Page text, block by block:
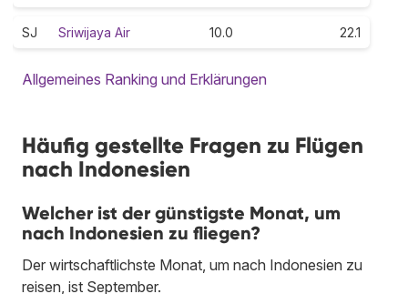
SJ Sriwijaya Air 10.0 22.1
Allgemeines Ranking und Erklärungen
Häufig gestellte Fragen zu Flügen
nach Indonesien
Welcher ist der günstigste Monat, um
nach Indonesien zu fliegen?
Der wirtschaftlichste Monat, um nach Indonesien zu
reisen, ist September.